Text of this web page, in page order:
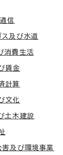
信
及び水道
消費生活
賃金
計算
文化
土木建設
及び環境事業